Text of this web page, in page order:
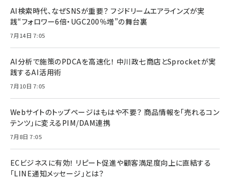
AI検索時代、なぜSNSが重要？ フジドリームエアラインズが実
践“フォロワー6倍・UGC200％増”の舞台裏
7月14日 7:05
AI分析で施策のPDCAを高速化！ 中川政七商店とSprocketが実
践するAI活用術
7月10日 7:05
Webサイトのトップページはもはや不要？ 商品情報を「売れるコン
テンツ」に変えるPIM/DAM連携
7月8日 7:05
ECビジネスに有効！ リピート促進や顧客満足度向上に直結する
「LINE通知メッセージ」とは？